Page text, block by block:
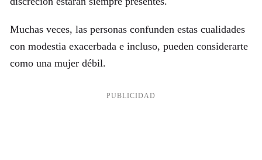
Muchas veces, las personas confunden estas cualidades
con modestia exacerbada e incluso, pueden considerarte
como una mujer débil.